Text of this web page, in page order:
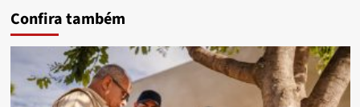
Confira também